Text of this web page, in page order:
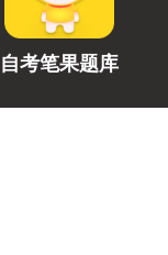
自考笔果题库